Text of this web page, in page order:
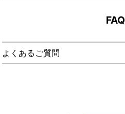
FAQ
よくあるご質問